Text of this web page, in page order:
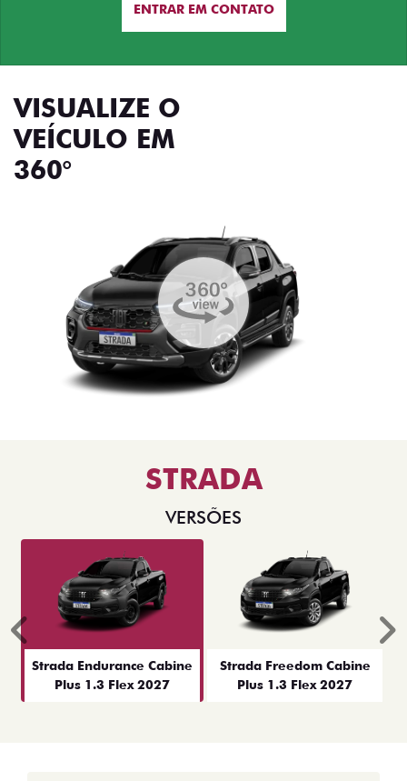
ENTRAR EM CONTATO
VISUALIZE O
VEÍCULO EM
360°
STRADA
VERSÕES
Strada Endurance Cabine
Plus 1.3 Flex 2027
Strada Freedom Cabine
Plus 1.3 Flex 2027
Anterior